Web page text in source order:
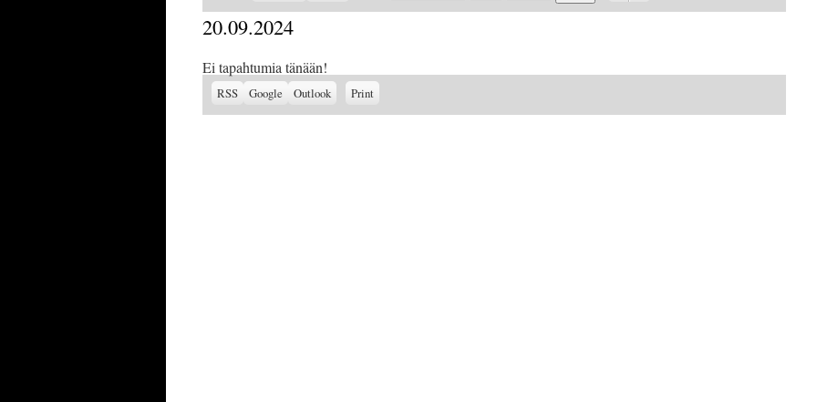
as
20.09.2024
Ei tapahtumia tänään!
RSS
Subscribe
Google
Subscribe
Outlook Print